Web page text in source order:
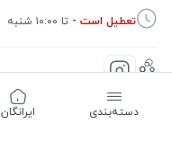
تعطیل است - تا ۱۰:۰۰ شنبه
دسته‌بندی ‌ایرانگان